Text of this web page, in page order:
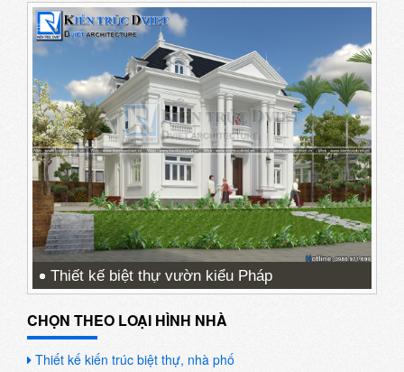
Thiết kế biệt thự vườn kiểu Pháp
CHỌN THEO LOẠI HÌNH NHÀ
Thiết kế kiến trúc biệt thự, nhà phố